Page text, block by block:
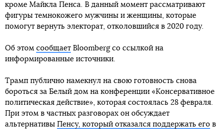
кроме Майкла Пенса. В данный момент рассматривают
фигуры темнокожего мужчины и женщины, которые
помогут вернуть электорат, отколовшийся в 2020 году.
Об этом сообщает Bloomberg со ссылкой на
информированные источники.
Трамп публично намекнул на свою готовность снова
бороться за Белый дом на конференции «Консервативное
политическая действие», которая состоялась 28 февраля.
При этом в частных разговорах он обсуждает
альтернативы Пенсу, который отказался поддержать его в